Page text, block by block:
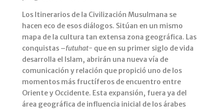
Los Itinerarios de la Civilización Musulmana se
hacen eco de esos diálogos. Sitúan en un mismo
mapa de la cultura tan extensa zona geográfica. Las
conquistas –futuhat- que en su primer siglo de vida
desarrolla el Islam, abrirán una nueva vía de
comunicación y relación que propició uno de los
momentos más fructíferos de encuentro entre
Oriente y Occidente. Esta expansión, fuera ya del
área geográfica de influencia inicial de los árabes